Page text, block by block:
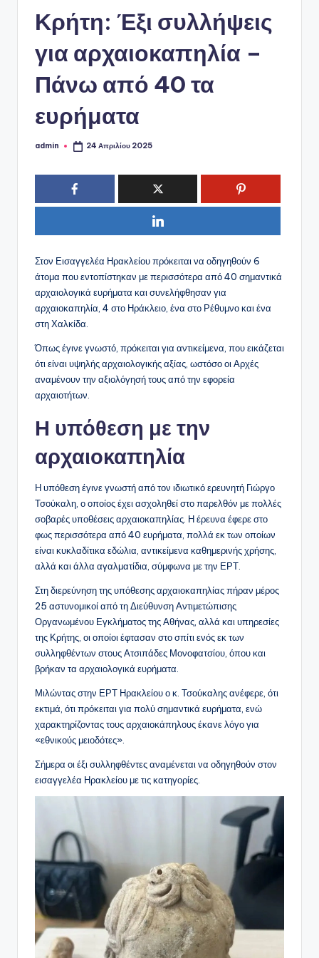
o
Κρήτη: Έξι συλλήψεις
για αρχαιοκαπηλία –
Πάνω από 40 τα
ευρήματα
Συγγραφέας:
admin 24 Απριλίου 2025
Στον Εισαγγελέα Ηρακλείου πρόκειται να οδηγηθούν 6
άτομα που εντοπίστηκαν με περισσότερα από 40 σημαντικά
αρχαιολογικά ευρήματα και συνελήφθησαν για
αρχαιοκαπηλία, 4 στο Ηράκλειο, ένα στο Ρέθυμνο και ένα
στη Χαλκίδα.
Όπως έγινε γνωστό, πρόκειται για αντικείμενα, που εικάζεται
ότι είναι υψηλής αρχαιολογικής αξίας, ωστόσο οι Αρχές
αναμένουν την αξιολόγησή τους από την εφορεία
αρχαιοτήτων.
Η υπόθεση με την
αρχαιοκαπηλία
Η υπόθεση έγινε γνωστή από τον ιδιωτικό ερευνητή Γιώργο
Τσούκαλη, ο οποίος έχει ασχοληθεί στο παρελθόν με πολλές
σοβαρές υποθέσεις αρχαιοκαπηλίας. Η έρευνα έφερε στο
φως περισσότερα από 40 ευρήματα, πολλά εκ των οποίων
είναι κυκλαδίτικα εδώλια, αντικείμενα καθημερινής χρήσης,
αλλά και άλλα αγαλματίδια, σύμφωνα με την ΕΡΤ.
Στη διερεύνηση της υπόθεσης αρχαιοκαπηλίας πήραν μέρος
25 αστυνομικοί από τη Διεύθυνση Αντιμετώπισης
Οργανωμένου Εγκλήματος της Αθήνας, αλλά και υπηρεσίες
της Κρήτης, οι οποίοι έφτασαν στο σπίτι ενός εκ των
συλληφθέντων στους Ατσιπάδες Μονοφατσίου, όπου και
βρήκαν τα αρχαιολογικά ευρήματα.
Μιλώντας στην ΕΡΤ Ηρακλείου ο κ. Τσούκαλης ανέφερε, ότι
εκτιμά, ότι πρόκειται για πολύ σημαντικά ευρήματα, ενώ
χαρακτηρίζοντας τους αρχαιοκάπηλους έκανε λόγο για
«εθνικούς μειοδότες».
Σήμερα οι έξι συλληφθέντες αναμένεται να οδηγηθούν στον
εισαγγελέα Ηρακλείου με τις κατηγορίες.